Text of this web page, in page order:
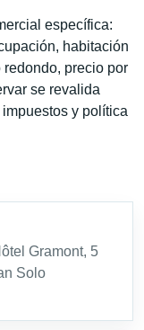
específica:
habitación
precio por
se revalida
y política
Gramont, 5
Solo